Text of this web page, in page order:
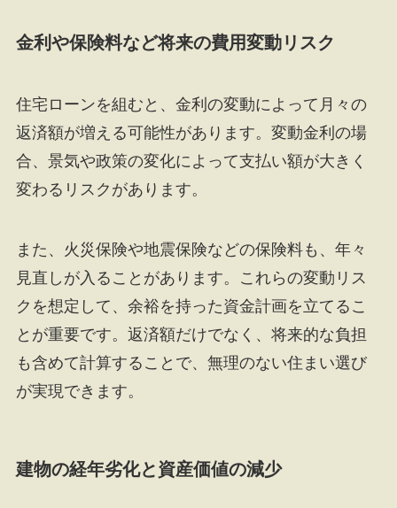
金利や保険料など将来の費用変動リスク
住宅ローンを組むと、金利の変動によって月々の
返済額が増える可能性があります。変動金利の場
合、景気や政策の変化によって支払い額が大きく
変わるリスクがあります。
また、火災保険や地震保険などの保険料も、年々
見直しが入ることがあります。これらの変動リス
クを想定して、余裕を持った資金計画を立てるこ
とが重要です。返済額だけでなく、将来的な負担
も含めて計算することで、無理のない住まい選び
が実現できます。
建物の経年劣化と資産価値の減少